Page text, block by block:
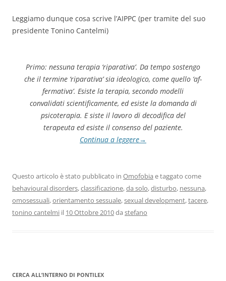
Leggiamo dunque cosa scrive l’AIPPC (per tramite del suo
presidente Tonino Cantelmi)
Primo: nessuna terapia ‘riparativa’. Da tempo sostengo
che il termine ‘riparativa’ sia ideologico, come quello ‘af­
fermativa’. Esiste la terapia, secondo modelli
convalidati scientificamente, ed esiste la domanda di
psicoterapia. E siste il lavoro di decodifica del
terapeuta ed esiste il consenso del paziente.
Continua a leggere→
Questo articolo è stato pubblicato in Omofobia e taggato come
behavioural disorders,classificazione,da solo,disturbo, nessuna,
omosessuali,orientamento sessuale,sexual development,tacere,
tonino cantelmi il 10 Ottobre 2010da stefano
CERCA ALL’INTERNO DI PONTILEX